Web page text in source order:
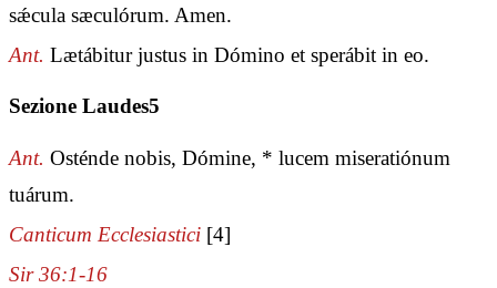
sǽcula sæculórum. Amen.
Ant. Lætábitur justus in Dómino et sperábit in eo.
Sezione Laudes5
Ant. Osténde nobis, Dómine, * lucem miseratiónum
tuárum.
Canticum Ecclesiastici [4]
Sir 36:1-16